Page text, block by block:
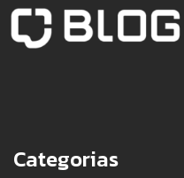
Categorias